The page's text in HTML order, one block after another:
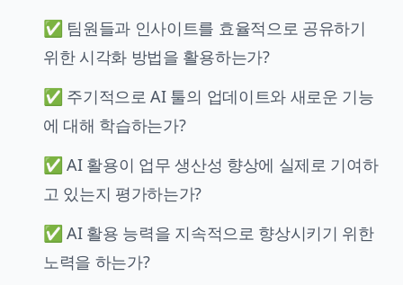
✅ 팀원들과 인사이트를 효율적으로 공유하기
위한 시각화 방법을 활용하는가?
✅ 주기적으로 AI 툴의 업데이트와 새로운 기능
에 대해 학습하는가?
✅ AI 활용이 업무 생산성 향상에 실제로 기여하
고 있는지 평가하는가?
✅ AI 활용 능력을 지속적으로 향상시키기 위한
노력을 하는가?